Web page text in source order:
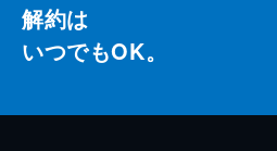
解約は
いつでもOK。